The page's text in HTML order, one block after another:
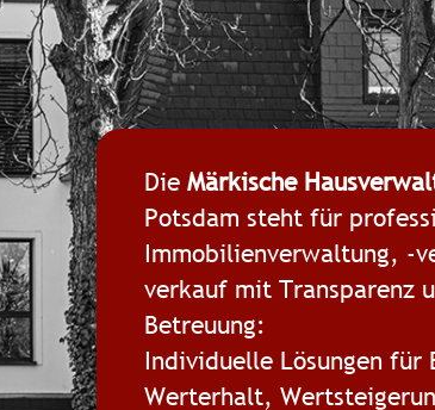
Die Märkische
Potsdam steht für
Immobilienverwaltung, -
verkauf mit Transparenz
Betreuung:
Individuelle Lösungen für
Werterhalt,